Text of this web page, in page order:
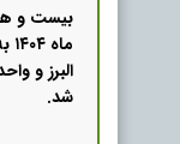
البرز و
شد.